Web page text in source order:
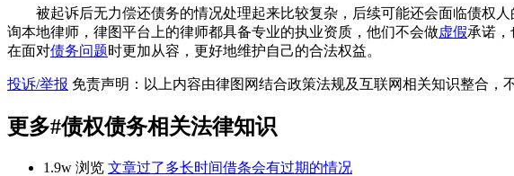
被起诉后无力偿还债务的情况处理起来比较复杂，后续可能还会面临债权
询本地律师，律图平台上的律师都具备专业的执业资质，他们不会做虚假承诺
在面对债务问题时更加从容，更好地维护自己的合法权益。
投诉/举报 免责声明：以上内容由律图网结合政策法规及互联网相关知识整合，
更多#债权债务相关法律知识
1.9w 浏览 文章过了多长时间借条会有过期的情况